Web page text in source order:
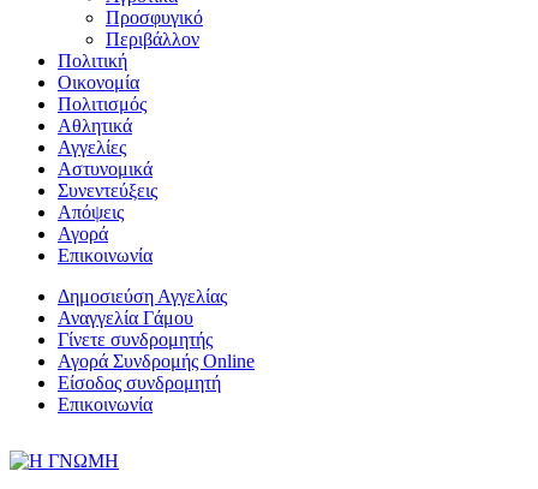
Προσφυγικό
Περιβάλλον
Πολιτική
Οικονομία
Πολιτισμός
Αθλητικά
Αγγελίες
Αστυνομικά
Συνεντεύξεις
Απόψεις
Αγορά
Επικοινωνία
Δημοσιεύση Αγγελίας
Αναγγελία Γάμου
Γίνετε συνδρομητής
Αγορά Συνδρομής Online
Είσοδος συνδρομητή
Επικοινωνία